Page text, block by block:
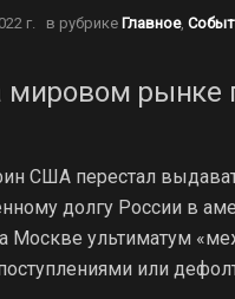
г. в рубрике Главное,
мировом рынке
США перестал
долгу России в
Москве ультиматум
или